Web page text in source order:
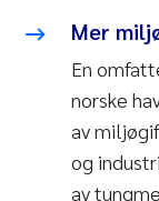
Mer
En
norske
av
og
av